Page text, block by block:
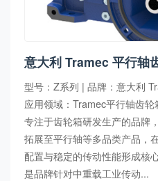
意大利 Tramec 平行轴
型号：Z系列 | 品牌：意大利
应用领域：Tramec平行轴齿
专注于齿轮箱研发生产的品牌
拓展至平行轴等多品类产品，
配置与稳定的传动性能形成核
是品牌针对中重载工业传动...